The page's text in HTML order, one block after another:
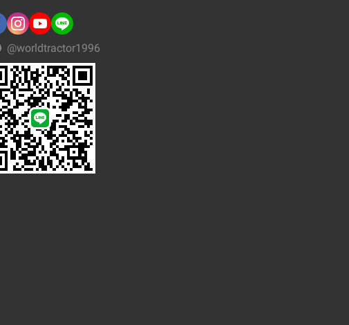
@worldtractor1996